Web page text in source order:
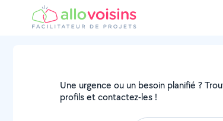
Une urgence ou un besoin planifié ?
profils et contactez-les !